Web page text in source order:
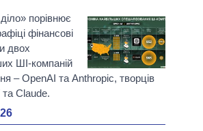
порівнює
фінансові
двох
ШІ-компаній
– OpenAI та Anthropic, творців
Claude.